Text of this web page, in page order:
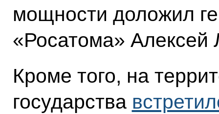
мощности доложил
«Росатома» Алексей
Кроме того, на
государства